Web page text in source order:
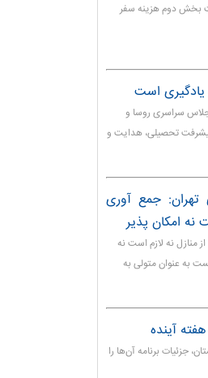
بخش دوم هزینه سفر
است
سراسری روسا و
تحصیلی، هدایت و
تهران: جمع آوری
امکان پذیر
نه لازم است نه
به عنوان متولی به
آینده
جزئیات برنامه آن‌ها را